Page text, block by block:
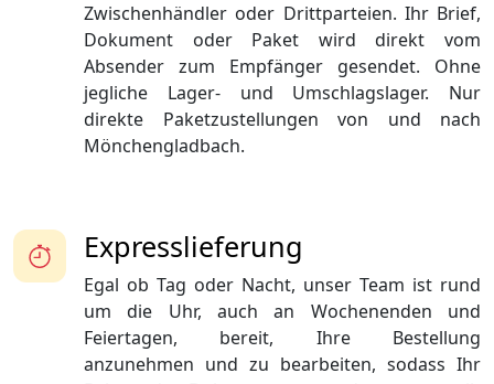
Zwischenhändler oder Drittparteien. Ihr Brief,
Dokument oder Paket wird direkt vom
Absender zum Empfänger gesendet. Ohne
jegliche Lager- und Umschlagslager. Nur
direkte Paketzustellungen von und nach
Mönchengladbach.
Expresslieferung
Egal ob Tag oder Nacht, unser Team ist rund
um die Uhr, auch an Wochenenden und
Feiertagen, bereit, Ihre Bestellung
anzunehmen und zu bearbeiten, sodass Ihr